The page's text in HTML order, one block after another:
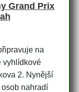
Grand Prix
na
vyhlídkové
2. Nynější
nahradí